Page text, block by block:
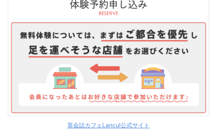
英会話カフェLancul公式サイト